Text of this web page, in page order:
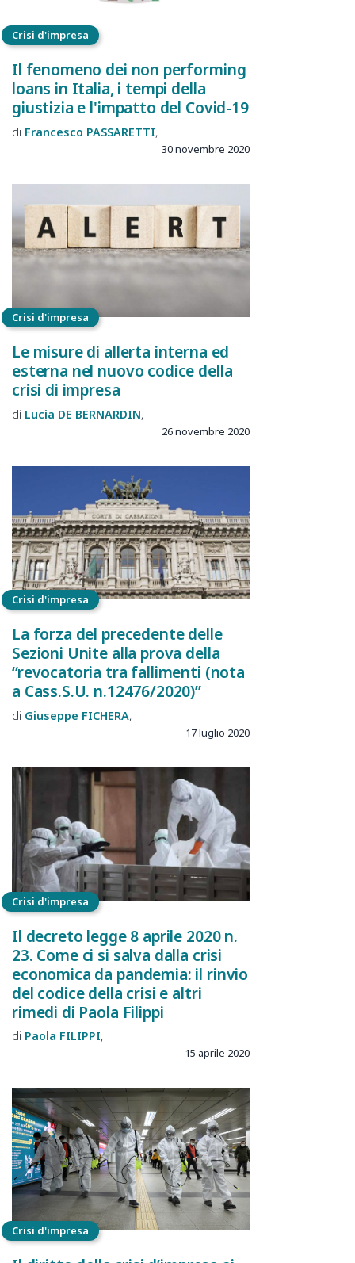
Crisi d'impresa
Il fenomeno dei non performing
loans in Italia, i tempi della
giustizia e l'impatto del Covid-19
Francesco PASSARETTI
30 novembre 2020
Crisi d'impresa
Le misure di allerta interna ed
esterna nel nuovo codice della
crisi di impresa
Lucia DE BERNARDIN
26 novembre 2020
Crisi d'impresa
La forza del precedente delle
Sezioni Unite alla prova della
“revocatoria tra fallimenti (nota
a Cass.S.U. n.12476/2020)”
Giuseppe FICHERA
17 luglio 2020
Crisi d'impresa
Il decreto legge 8 aprile 2020 n.
23. Come ci si salva dalla crisi
economica da pandemia: il rinvio
del codice della crisi e altri
rimedi di Paola Filippi
Paola FILIPPI
15 aprile 2020
Crisi d'impresa